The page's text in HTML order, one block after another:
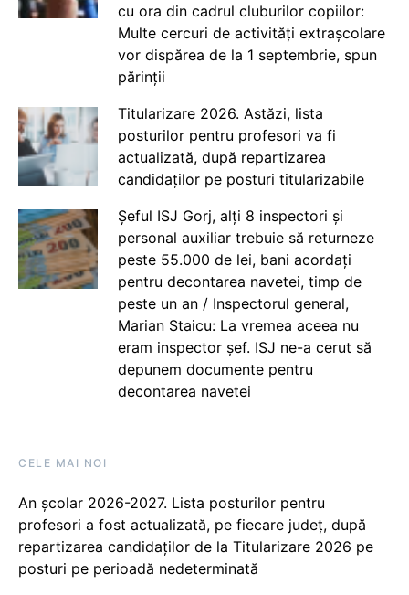
cu ora din cadrul cluburilor copiilor:
Multe cercuri de activități extrașcolare
vor dispărea de la 1 septembrie, spun
părinții
Titularizare 2026. Astăzi, lista
posturilor pentru profesori va fi
actualizată, după repartizarea
candidaților pe posturi titularizabile
Șeful ISJ Gorj, alți 8 inspectori și
personal auxiliar trebuie să returneze
peste 55.000 de lei, bani acordați
pentru decontarea navetei, timp de
peste un an / Inspectorul general,
Marian Staicu: La vremea aceea nu
eram inspector șef. ISJ ne-a cerut să
depunem documente pentru
decontarea navetei
CELE MAI NOI
An școlar 2026-2027. Lista posturilor pentru
profesori a fost actualizată, pe fiecare județ, după
repartizarea candidaților de la Titularizare 2026 pe
posturi pe perioadă nedeterminată